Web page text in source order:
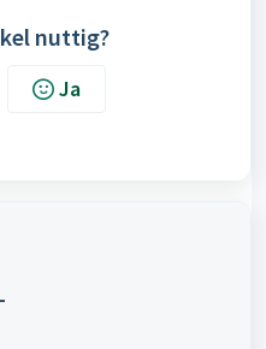
nuttig?
Ja